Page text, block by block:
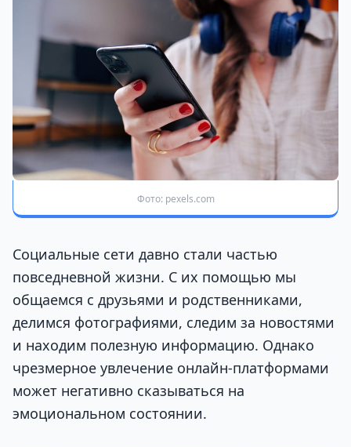
Фото: pexels.com
Социальные сети давно стали частью
повседневной жизни. С их помощью мы
общаемся с друзьями и родственниками,
делимся фотографиями, следим за новостями
и находим полезную информацию. Однако
чрезмерное увлечение онлайн-платформами
может негативно сказываться на
эмоциональном состоянии.